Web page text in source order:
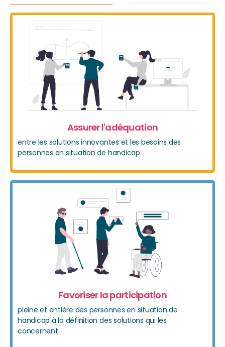
Assurer l'adéquation
entre les solutions innovantes et les besoins des
personnes en situation de handicap.
Favoriser la participation
pleine et entière des personnes en situation de
handicap à la définition des solutions qui les
concernent.